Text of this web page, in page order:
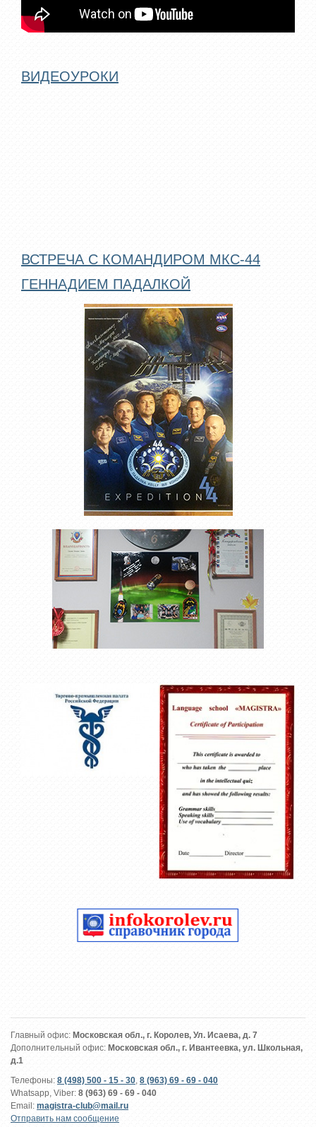
ВИДЕОУРОКИ
ВСТРЕЧА С КОМАНДИРОМ МКС-44
ГЕННАДИЕМ ПАДАЛКОЙ
Главный офис: Московская обл., г. Королев, Ул. Исаева, д. 7
Дополнительный офис: Московская обл., г. Ивантеевка, ул. Школьная,
д.1
Телефоны: 8 (498) 500 - 15 - 30, 8 (963) 69 - 69 - 040
Whatsapp, Viber: 8 (963) 69 - 69 - 040
Email: magistra-club@mail.ru
Отправить нам сообщение